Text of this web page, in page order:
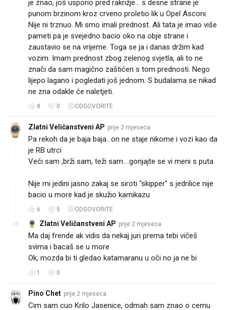
je znao, još usporio pred rakrižje... s desne strane je
punom brzinom kroz crveno proletio lik u Opel Asconi.
Nije ni trznuo. Mi smo imali prednost. Ali tata je imao više
pameti pa je svejedno bacio oko na obje strane i
zaustavio se na vrijeme. Toga se ja i danas držim kad
vozim. Imam prednost zbog zelenog svjetla, ali to ne
znači da sam magično zaštićen s tom prednosti. Nego
lijepo lagano i pogledati još jednom. S budalama se nikad
ne zna odakle će naletjeti.
8 0 ODGOVORITE
Zlatni Veličanstveni AP prije 2 mjeseca
Pa rekoh da je baja baja...on ne staje nikome i vozi kao da
je RB utrci
Veći sam ,brži sam, teži sam....gonjajte se vi meni s puta
Nije mi jedini jasno zakaj se siroti "skipper" s jedrilice nije
bacio u more kad je skužio kamikazu
6 5 ODGOVORITE
Zlatni Veličanstveni AP prije 2 mjeseca
Ma daj frende ak vidis da nekaj juri prema tebi vičeš
svima i bacaš se u more
Ok, mozda bi ti gledao katamaranu u oči no ja ne bi
1 0
Pino Chet prije 2 mjeseca
Cim sam cuo Krilo Jasenice, odmah sam znao o cemu